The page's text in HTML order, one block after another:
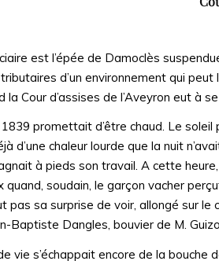
est l’épée de Damoclès
d’un environnement qui
la Cour d’assises de l’Aveyron eut à
promettait d’être chaud. Le soleil
d’une chaleur lourde que la nuit
à pieds son travail. A cette
quand, soudain, le garçon vacher
pas sa surprise de voir, allongé sur
Baptiste Dangles, bouvier de M.
vie s’échappait encore de la bouche